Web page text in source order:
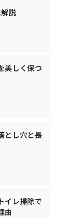
説
美しく保つ
とし穴と長
イレ掃除で
由